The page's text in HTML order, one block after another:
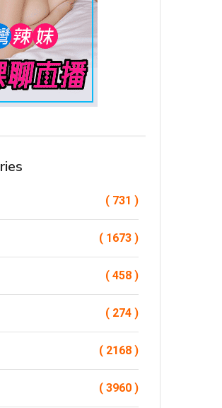
( 731 )
( 1673 )
( 458 )
( 274 )
( 2168 )
( 3960 )